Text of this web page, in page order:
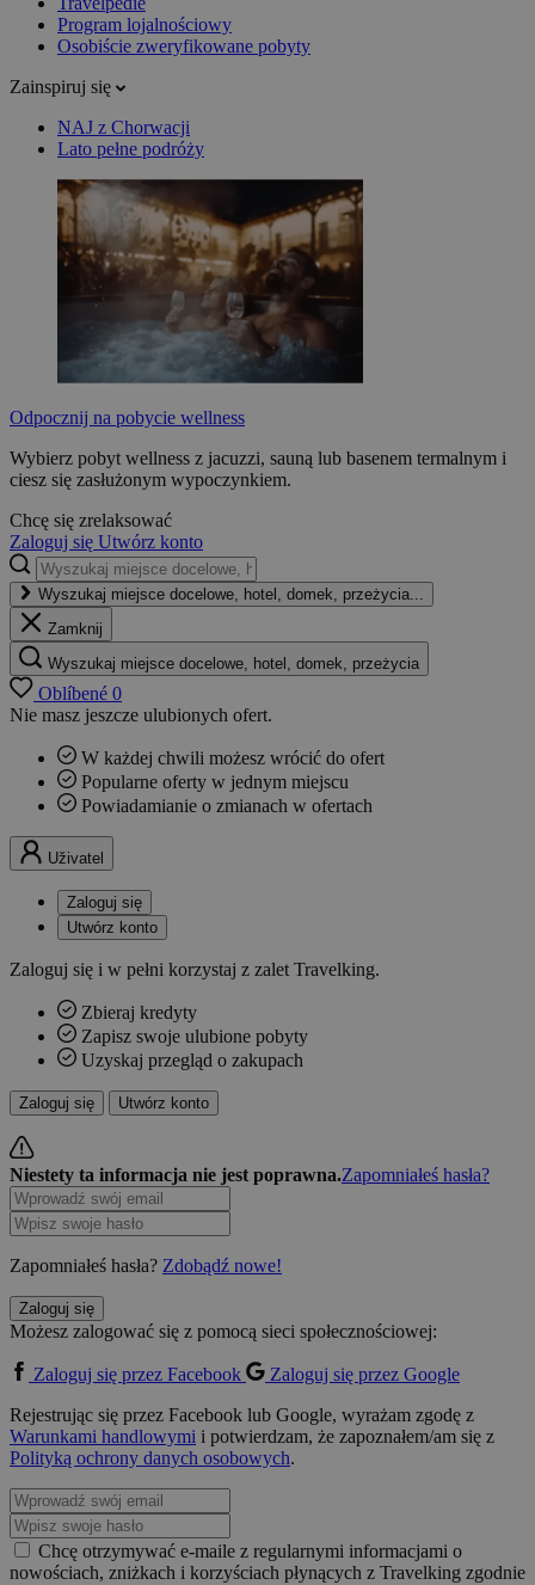
Program lojalnościowy
Osobiście zweryfikowane pobyty
Zainspiruj się
NAJ z Chorwacji
Lato pełne podróży
Odpocznij na pobycie wellness
Wybierz pobyt wellness z jacuzzi, sauną lub basenem termalnym i
ciesz się zasłużonym wypoczynkiem.
Chcę się zrelaksować
Zaloguj się Utwórz konto
Wyszukaj miejsce docelowe, hotel, domek, przeżycia...
Zamknij
Wyszukaj miejsce docelowe, hotel, domek, przeżycia
Oblíbené 0
Nie masz jeszcze ulubionych ofert.
W każdej chwili możesz wrócić do ofert
Popularne oferty w jednym miejscu
Powiadamianie o zmianach w ofertach
Uživatel
Zaloguj się
Utwórz konto
Zaloguj się i w pełni korzystaj z zalet Travelking.
Zbieraj kredyty
Zapisz swoje ulubione pobyty
Uzyskaj przegląd o zakupach
Zaloguj się Utwórz konto
Niestety ta informacja nie jest poprawna.Zapomniałeś hasła?
Zapomniałeś hasła? Zdobądź nowe!
Zaloguj się
Możesz zalogować się z pomocą sieci społecznościowej:
Zaloguj się przez Facebook
Zaloguj się przez Google
Rejestrując się przez Facebook lub Google, wyrażam zgodę z
Warunkami handlowymi i potwierdzam, że zapoznałem/am się z
Polityką ochrony danych osobowych.
Chcę otrzymywać e-maile z regularnymi informacjami o
nowościach, zniżkach i korzyściach płynących z Travelking zgodnie